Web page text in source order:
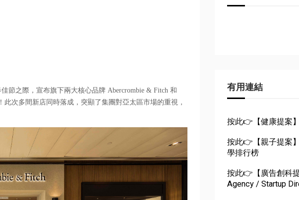
節之際，宣布旗下兩大核心品牌 Abercrombie & Fitch 和
此次多間新店同時落成， 突顯了集團對亞太區市場的重視，
有用連結
按此👉【健康提案
按此👉【親子提案
學排行榜
按此👉【廣告創科
Agency / Startup